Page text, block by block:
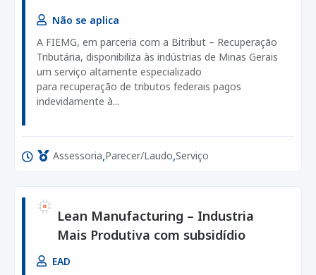
Não se aplica
A FIEMG, em parceria com a Bitribut – Recuperação
Tributária, disponibiliza às indústrias de Minas Gerais
um serviço altamente especializado
para recuperação de tributos federais pagos
indevidamente à...
Assessoria,Parecer/Laudo,Serviço
Lean Manufacturing – Industria
Mais Produtiva com subsidídio
EAD